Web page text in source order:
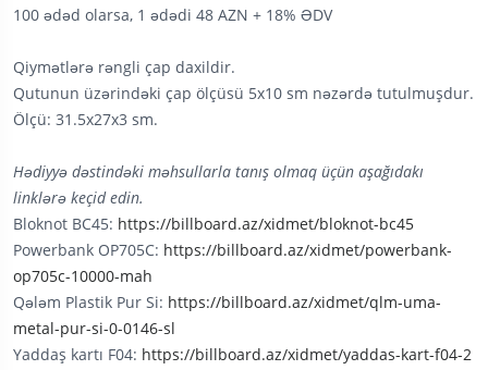
100 ədəd olarsa, 1 ədədi 48 AZN + 18% ƏDV
Qiymətlərə rəngli çap daxildir.
Qutunun üzərindəki çap ölçüsü 5x10 sm nəzərdə tutulmuşdur.
Ölçü: 31.5x27x3 sm.
Hədiyyə dəstindəki məhsullarla tanış olmaq üçün aşağıdakı
linklərə keçid edin.
Bloknot BC45: https://billboard.az/xidmet/bloknot-bc45
Powerbank OP705C: https://billboard.az/xidmet/powerbank-
op705c-10000-mah
Qələm Plastik Pur Si: https://billboard.az/xidmet/qlm-uma-
metal-pur-si-0-0146-sl
Yaddaş kartı F04: https://billboard.az/xidmet/yaddas-kart-f04-2